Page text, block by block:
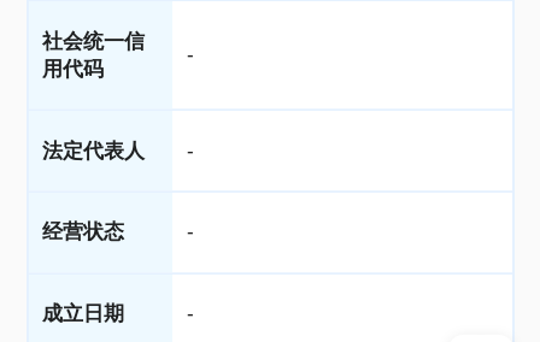
社会统一信
用代码
-
法定代表人 -
经营状态 -
成立日期 -